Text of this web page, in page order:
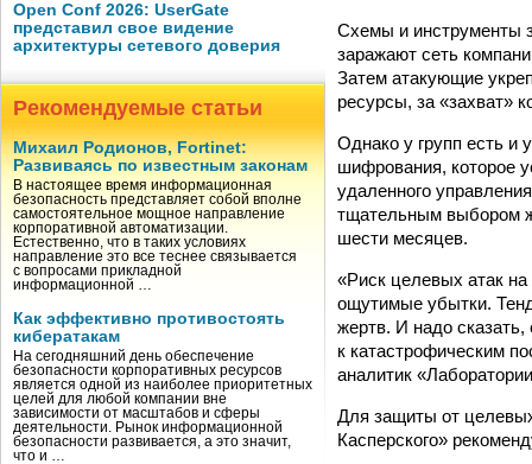
Open Conf 2026: UserGate
представил свое видение
архитектуры сетевого доверия
Рекомендуемые статьи
Михаил Родионов, Fortinet:
Развиваясь по известным законам
В настоящее время информационная
безопасность представляет собой вполне
самостоятельное мощное направление
корпоративной автоматизации.
Естественно, что в таких условиях
направление это все теснее связывается
с вопросами прикладной
информационной …
Как эффективно противостоять
кибератакам
На сегодняшний день обеспечение
безопасности корпоративных ресурсов
является одной из наиболее приоритетных
целей для любой компании вне
зависимости от масштабов и сферы
деятельности. Рынок информационной
безопасности развивается, а это значит,
что и …
Схемы и инструменты
заражают сеть
Затем атакующие
ресурсы, за «захват»
Однако у групп есть и
шифрования, которое
удаленного
тщательным выбором
шести месяцев.
«Риск целевых атак
ощутимые убытки.
жертв. И надо сказать,
к катастрофическим
аналитик
Для защиты от
Касперского»